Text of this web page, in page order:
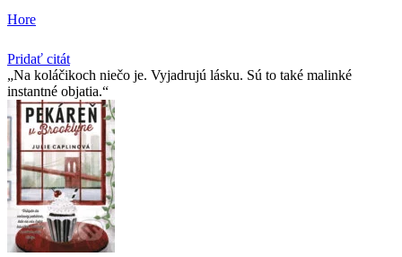
Hore
Pridať citát
Na koláčikoch niečo je. Vyjadrujú lásku. Sú to také malinké
instantné objatia.